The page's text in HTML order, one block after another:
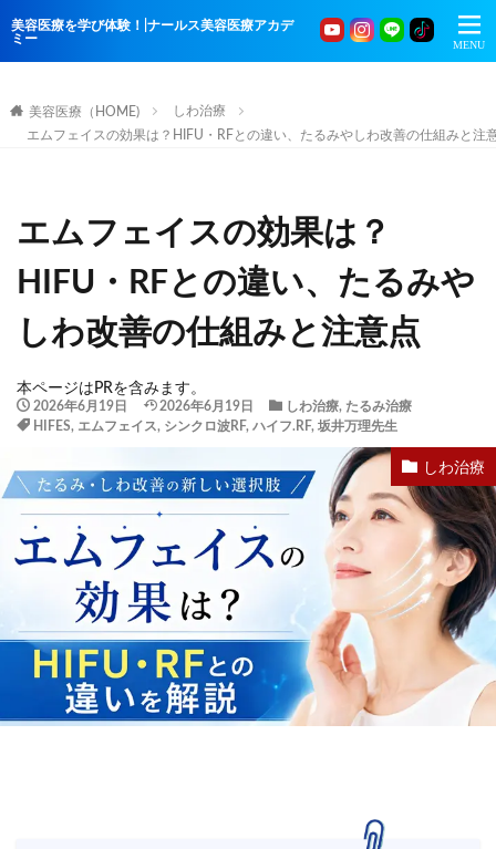
美容医療を学び体験！|ナールス美容医療アカデ
ミー
美容医療（HOME)
しわ治療
エムフェイスの効果は？HIFU・RFとの違い、たるみやしわ改善の仕組みと注
エムフェイスの効果は？
HIFU・RFとの違い、たるみや
しわ改善の仕組みと注意点
本ページはPRを含みます。
2026年6月19日 2026年6月19日 しわ治療, たるみ治療
HIFES, エムフェイス, シンクロ波RF, ハイフ.RF, 坂井万理先生
しわ治療